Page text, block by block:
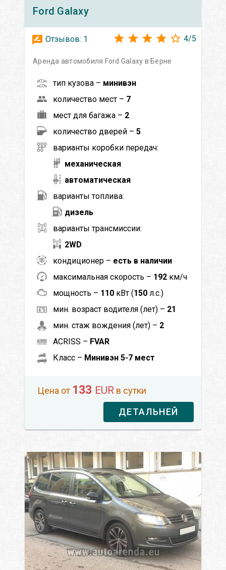
Ford Galaxy
Отзывов: 1 4/5
Аренда автомобиля Ford Galaxy в Берне
тип кузова – минивэн
количество мест – 7
мест для багажа – 2
количество дверей – 5
варианты коробки передач:
механическая
автоматическая
варианты топлива:
дизель
варианты трансмиссии:
2WD
кондиционер – есть в наличии
максимальная скорость – 192 км/ч
мощность – 110 кВт (150 л.с.)
мин. возраст водителя (лет) – 21
мин. стаж вождения (лет) – 2
ACRISS – FVAR
Класс – Минивэн 5-7 мест
Цена от 133 EUR в сутки
ДЕТАЛЬНЕЙ